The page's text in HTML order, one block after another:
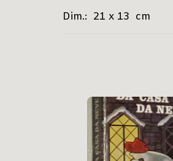
Dim.: 21 x 13 cm